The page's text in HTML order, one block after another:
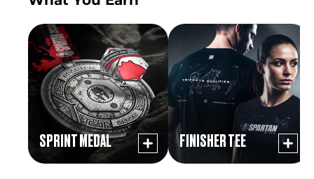
SPRINT MEDAL FINISHER TEE